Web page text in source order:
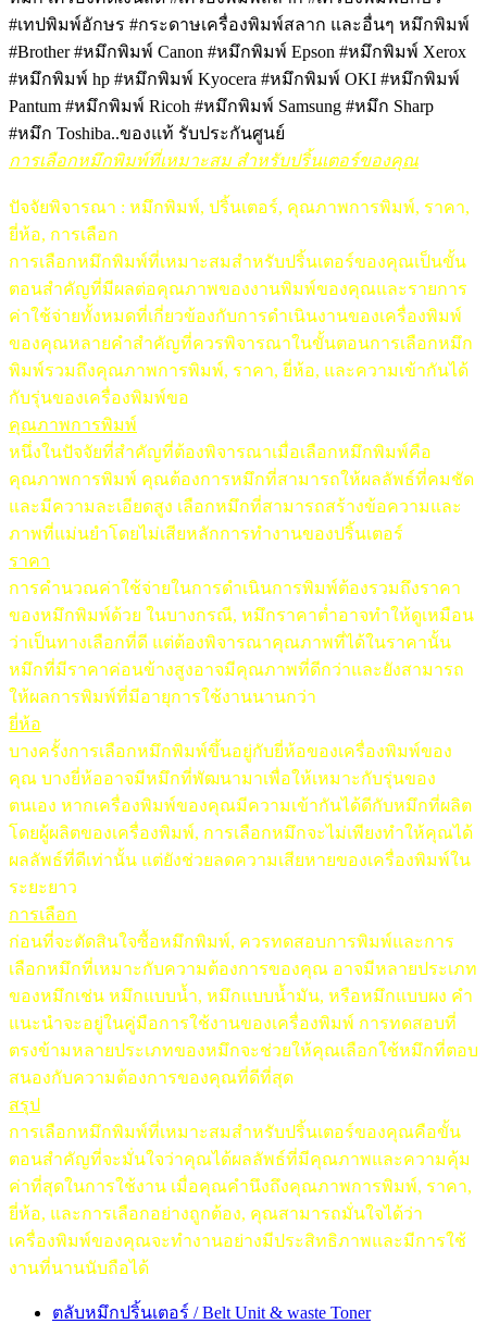
#เทปพิมพ์อักษร #กระดาษเครื่องพิมพ์สลาก และอื่นๆ หมึกพิมพ์
#Brother #หมึกพิมพ์ Canon #หมึกพิมพ์ Epson #หมึกพิมพ์ Xerox
#หมึกพิมพ์ hp #หมึกพิมพ์ Kyocera #หมึกพิมพ์ OKI #หมึกพิมพ์
Pantum #หมึกพิมพ์ Ricoh #หมึกพิมพ์ Samsung #หมึก Sharp
#หมึก Toshiba..ของแท้ รับประกันศูนย์
การเลือกหมึกพิมพ์ที่เหมาะสม สำหรับปริ้นเตอร์ของคุณ
ปัจจัยพิจารณา : หมึกพิมพ์, ปริ้นเตอร์, คุณภาพการพิมพ์, ราคา,
ยี่ห้อ, การเลือก
การเลือกหมึกพิมพ์ที่เหมาะสมสำหรับปริ้นเตอร์ของคุณเป็นขั้น
ตอนสำคัญที่มีผลต่อคุณภาพของงานพิมพ์ของคุณและรายการ
ค่าใช้จ่ายทั้งหมดที่เกี่ยวข้องกับการดำเนินงานของเครื่องพิมพ์
ของคุณหลายคำสำคัญที่ควรพิจารณาในขั้นตอนการเลือกหมึก
พิมพ์รวมถึงคุณภาพการพิมพ์, ราคา, ยี่ห้อ, และความเข้ากันได้
กับรุ่นของเครื่องพิมพ์ขอ
คุณภาพการพิมพ์
หนึ่งในปัจจัยที่สำคัญที่ต้องพิจารณาเมื่อเลือกหมึกพิมพ์คือ
คุณภาพการพิมพ์ คุณต้องการหมึกที่สามารถให้ผลลัพธ์ที่คมชัด
และมีความละเอียดสูง เลือกหมึกที่สามารถสร้างข้อความและ
ภาพที่แม่นยำโดยไม่เสียหลักการทำงานของปริ้นเตอร์
ราคา
การคำนวณค่าใช้จ่ายในการดำเนินการพิมพ์ต้องรวมถึงราคา
ของหมึกพิมพ์ด้วย ในบางกรณี, หมึกราคาต่ำอาจทำให้ดูเหมือน
ว่าเป็นทางเลือกที่ดี แต่ต้องพิจารณาคุณภาพที่ได้ในราคานั้น
หมึกที่มีราคาค่อนข้างสูงอาจมีคุณภาพที่ดีกว่าและยังสามารถ
ให้ผลการพิมพ์ที่มีอายุการใช้งานนานกว่า
ยี่ห้อ
บางครั้งการเลือกหมึกพิมพ์ขึ้นอยู่กับยี่ห้อของเครื่องพิมพ์ของ
คุณ บางยี่ห้ออาจมีหมึกที่พัฒนามาเพื่อให้เหมาะกับรุ่นของ
ตนเอง หากเครื่องพิมพ์ของคุณมีความเข้ากันได้ดีกับหมึกที่ผลิต
โดยผู้ผลิตของเครื่องพิมพ์, การเลือกหมึกจะไม่เพียงทำให้คุณได้
ผลลัพธ์ที่ดีเท่านั้น แต่ยังช่วยลดความเสียหายของเครื่องพิมพ์ใน
ระยะยาว
การเลือก
ก่อนที่จะตัดสินใจซื้อหมึกพิมพ์, ควรทดสอบการพิมพ์และการ
เลือกหมึกที่เหมาะกับความต้องการของคุณ อาจมีหลายประเภท
ของหมึกเช่น หมึกแบบน้ำ, หมึกแบบน้ำมัน, หรือหมึกแบบผง คำ
แนะนำจะอยู่ในคู่มือการใช้งานของเครื่องพิมพ์ การทดสอบที่
ตรงข้ามหลายประเภทของหมึกจะช่วยให้คุณเลือกใช้หมึกที่ตอบ
สนองกับความต้องการของคุณที่ดีที่สุด
สรุป
การเลือกหมึกพิมพ์ที่เหมาะสมสำหรับปริ้นเตอร์ของคุณคือขั้น
ตอนสำคัญที่จะมั่นใจว่าคุณได้ผลลัพธ์ที่มีคุณภาพและความคุ้ม
ค่าที่สุดในการใช้งาน เมื่อคุณคำนึงถึงคุณภาพการพิมพ์, ราคา,
ยี่ห้อ, และการเลือกอย่างถูกต้อง, คุณสามารถมั่นใจได้ว่า
เครื่องพิมพ์ของคุณจะทำงานอย่างมีประสิทธิภาพและมีการใช้
งานที่นานนับถือได้
ตลับหมึกปริ้นเตอร์ / Belt Unit & waste Toner